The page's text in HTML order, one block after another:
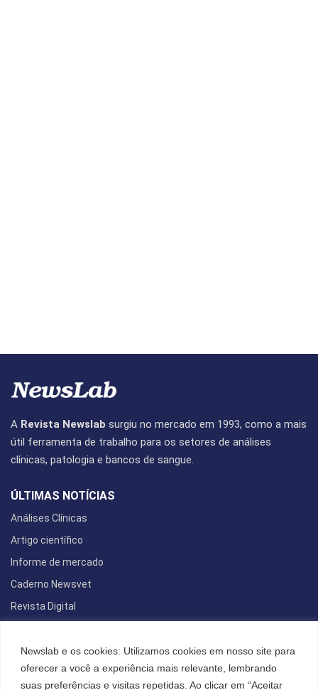
Newslab e os cookies: Utilizamos cookies em nosso site para
oferecer a você a experiência mais relevante, lembrando
suas preferências e visitas repetidas. Ao clicar em “Aceitar
A Revista Newslab surgiu no mercado em 1993, como a mais
útil ferramenta de trabalho para os setores de análises
clínicas, patologia e bancos de sangue.
ÚLTIMAS NOTÍCIAS
Análises Clínicas
Artigo científico
Informe de mercado
Caderno Newsvet
Revista Digital